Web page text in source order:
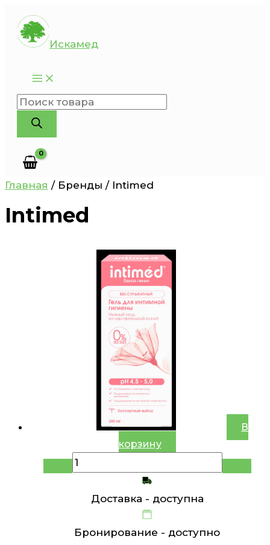
Перейти
содержимому
Искамед
Поиск
товаров
Главная / Бренды / Intimed
Intimed
В
корзину
Доставка - доступна
Бронирование - доступно